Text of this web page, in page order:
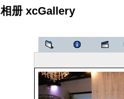
相册 xcGallery